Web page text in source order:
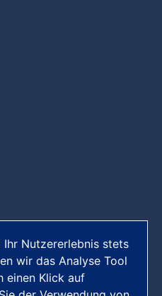
Ihr Nutzererlebnis stets
wir das Analyse Tool
einen Klick auf